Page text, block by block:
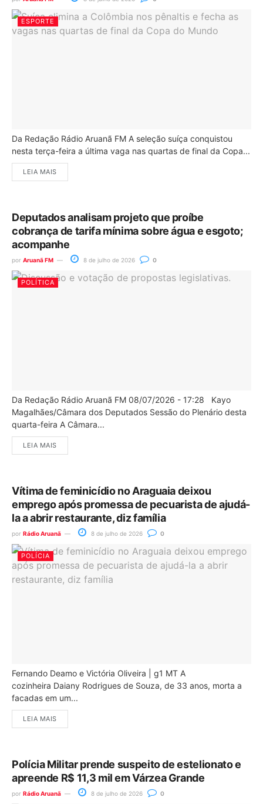
ESPORTE
Da Redação Rádio Aruanã FM A seleção suíça conquistou
nesta terça-feira a última vaga nas quartas de final da Copa...
LEIA MAIS
Deputados analisam projeto que proíbe
cobrança de tarifa mínima sobre água e esgoto;
acompanhe
por Aruanã FM 8 de julho de 2026 0
POLÍTICA
Da Redação Rádio Aruanã FM 08/07/2026 - 17:28 Kayo
Magalhães/Câmara dos Deputados Sessão do Plenário desta
quarta-feira A Câmara...
LEIA MAIS
Vítima de feminicídio no Araguaia deixou
emprego após promessa de pecuarista de ajudá-
la a abrir restaurante, diz família
por Rádio Aruanã 8 de julho de 2026 0
POLÍCIA
Fernando Deamo e Victória Oliveira | g1 MT A
cozinheira Daiany Rodrigues de Souza, de 33 anos, morta a
facadas em um...
LEIA MAIS
Polícia Militar prende suspeito de estelionato e
apreende R$ 11,3 mil em Várzea Grande
por Rádio Aruanã 8 de julho de 2026 0